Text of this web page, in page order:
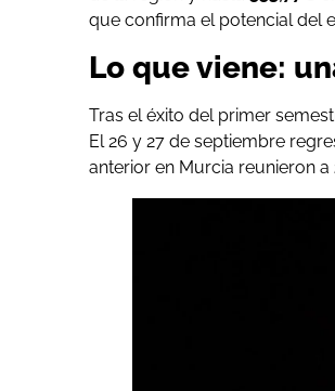
que confirma el potencial del
Lo que viene:
Tras el éxito del primer
El 26 y 27 de septiembre
anterior en Murcia reunieron a